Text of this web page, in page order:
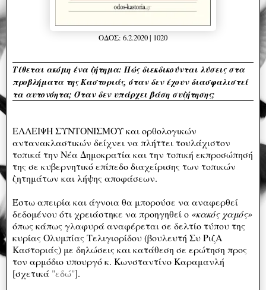
ΟΔΟΣ: 6.2.2020 | 1020
Τίθεται ακόμη ένα ζήτημα: Πώς διεκδικούνται λύσεις στα
προβλήματα της Καστοριάς, όταν δεν έχουν διασφαλιστεί
τα αυτονόητα; Όταν δεν υπάρχει βάση συζήτησης;
ΕΛΛΕΙΨΗ ΣΥΝΤΟΝΙΣΜΟΥ και ορθολογικών
αντανακλαστικών δείχνει να πλήττει τουλάχιστον
τοπικά την Νέα Δημοκρατία και την τοπική εκπροσώπησή
της σε κυβερνητικό επίπεδο διαχείρισης των τοπικών
ζητημάτων και λήψης αποφάσεων.
Έστω απειρία και άγνοια θα μπορούσε να αναφερθεί
δεδομένου ότι χρειάστηκε να προηγηθεί ο «κακός χαμός»
όπως κάπως γλαφυρά αναφέρεται σε δελτίο τύπου της
κυρίας Ολυμπίας Τελιγιορίδου (βουλευτή Συ ΡιζΑ
Καστοριάς) με δηλώσεις και κατάθεση σε ερώτηση προς
τον αρμόδιο υπουργό κ. Κωνσταντίνο Καραμανλή
[σχετικά "εδώ"].